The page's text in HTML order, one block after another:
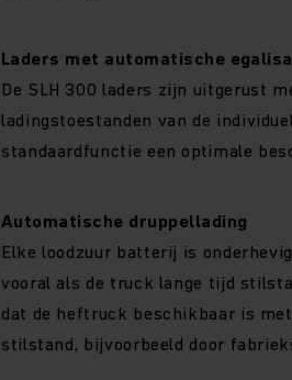
Laders met automatische
De SLH 300 laders zijn uitgerust
ladingstoestanden van de
standaardfunctie een optimale
Automatische druppellading
Elke loodzuur batterij is
vooral als de truck lange tijd
dat de heftruck beschikbaar is
stilstand, bijvoorbeeld door